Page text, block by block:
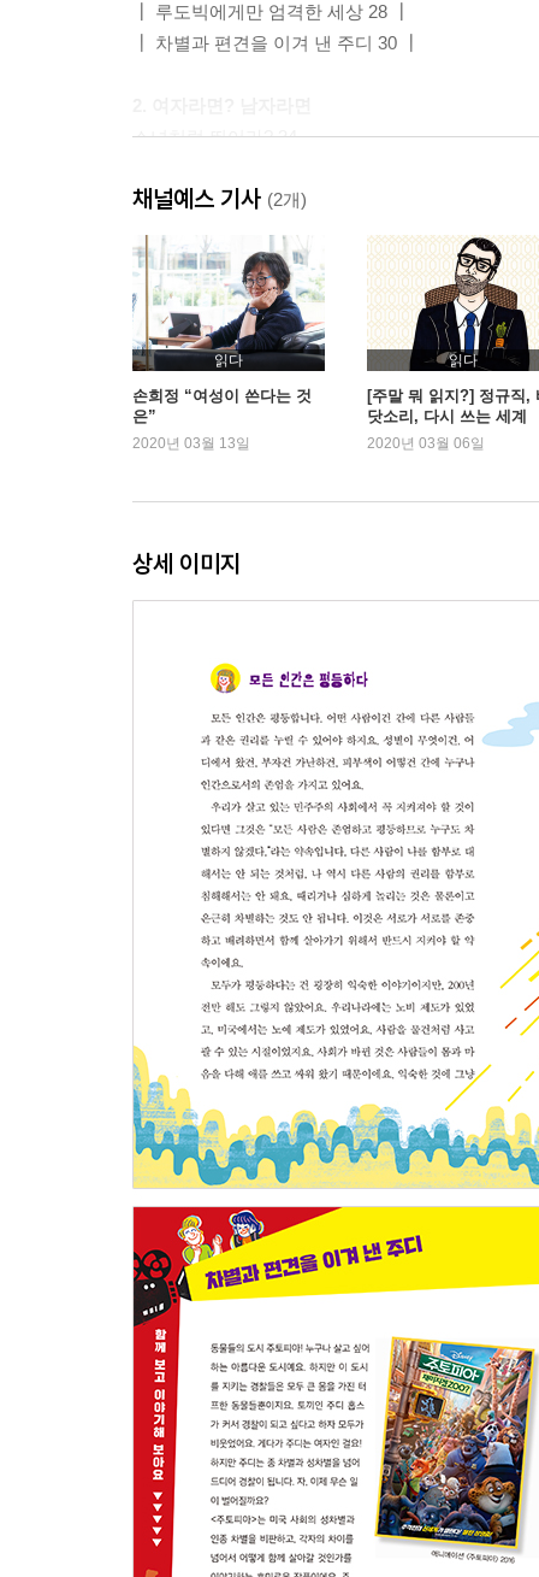
┃ 루도빅에게만 엄격한 세상 28 ┃
┃ 차별과 편견을 이겨 낸 주디 30 ┃
소녀처럼 뛰어라? 34
효상이는 여자일까요, 남자일까요? 40
“여자는 태어나는 것이 아니라 여자로 길러진다.” 46
그리고 여자는 제 2의 성으로 길러진다 49
┃ 코르셋은 필요없어! 54 ┃
┃ 나다운 게 좋아! 56┃
3. 남자의 일? 여자의 일
성차별과 임금 격차 60
가부장제와 성 역할 고정 관념 63
┃ 특별한 소년 어기와 엄마의 도전 80 ┃
끌리는 마음과 성적 지향 84
“남자 친구 있니? 여자 친구 있니” 86
다양한 형태의 가족들 89
┃ 정상적인 가족 94 ┃
5. 존중하고 사랑하고 공존하는 우리
여성 혐오와 성차별 98
트랜스젠더 혐오와 동성애 혐오 101
역차별이 있나요? 104
문제는 적극적으로 해결해야 해요 107
┃ 차별을 이긴 세 명의 흑인 여성 112 ┃
┃ 누구나 사랑할 수 없는 사회 114 ┃
에필로그 모두가 안전하고 행복한 세상
채널예스 기사 (2개)
읽다
손희정 “여성이 쓴다는 것
은”
2020년 03월 13일
읽다
[주말 뭐 읽지?] 정규직,
닷소리, 다시 쓰는 세계
2020년 03월 06일
상세 이미지